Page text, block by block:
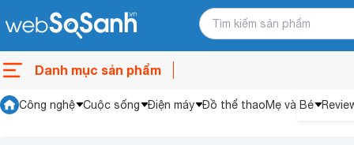
Danh mục sản phẩm
Công nghệ Cuộc sống Điện máy Đồ thể thaoMẹ và Bé